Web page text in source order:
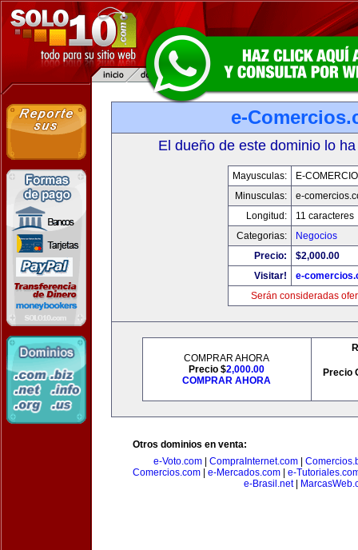
e-
El dueño de este dominio lo
Mayusculas:
E-
Minusculas:
e-
Longitud:
11 caracteres
Categorias:
Negocios
Precio:
$2,000.00
Visitar!
e-
Serán consideradas
COMPRAR AHORA
Precio $2,000.00
COMPRAR AHORA
Precio
Otros dominios en venta:
e-Voto.com
CompraInternet.com
Comercios.com
e-Mercados.com
e-
e-Brasil.net|